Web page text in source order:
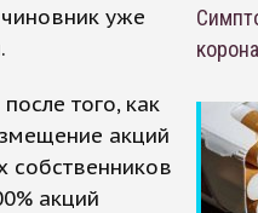
уже
того, как
акций
собственников
акций